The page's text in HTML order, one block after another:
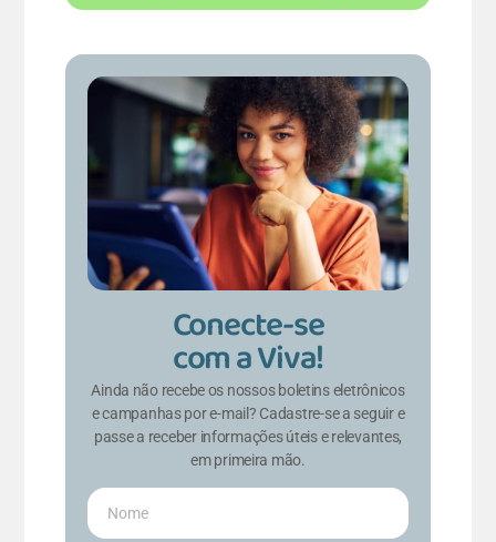
Conecte-se
com a Viva!
Ainda não recebe os nossos boletins eletrônicos
e campanhas por e-mail? Cadastre-se a seguir e
passe a receber informações úteis e relevantes,
em primeira mão.